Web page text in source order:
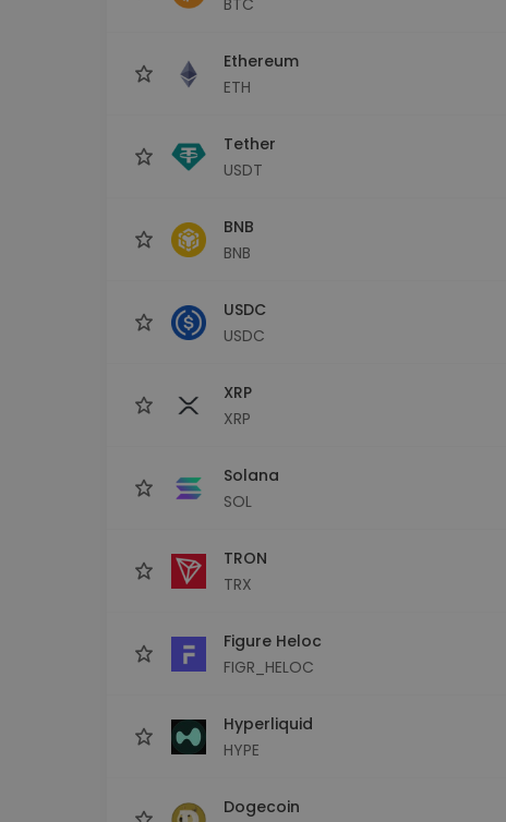
Ethereum
ETH
Tether
USDT
BNB
BNB
USDC
USDC
XRP
XRP
Solana
SOL
TRON
TRX
Figure Heloc
FIGR_HELOC
Hyperliquid
HYPE
Dogecoin